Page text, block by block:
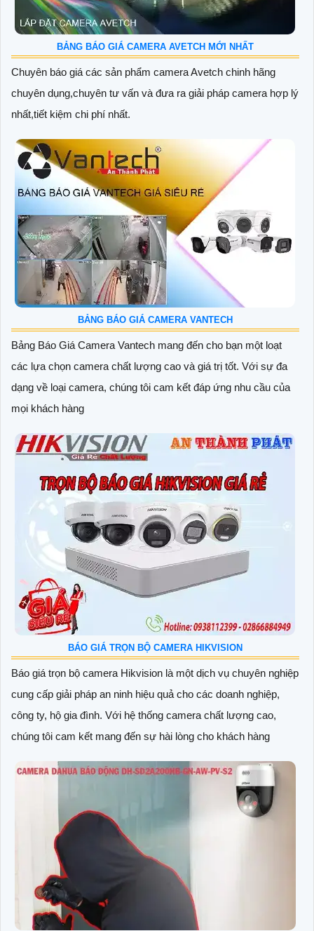
BẢNG BÁO GIÁ CAMERA AVETCH MỚI NHẤT
Chuyên báo giá các sản phẩm camera Avetch chinh hãng
chuyên dụng,chuyên tư vấn và đưa ra giải pháp camera hợp lý
nhất,tiết kiệm chi phí nhất.
BẢNG BÁO GIÁ CAMERA VANTECH
Bảng Báo Giá Camera Vantech mang đến cho bạn một loạt
các lựa chọn camera chất lượng cao và giá trị tốt. Với sự đa
dạng về loại camera, chúng tôi cam kết đáp ứng nhu cầu của
mọi khách hàng
BÁO GIÁ TRỌN BỘ CAMERA HIKVISION
Báo giá trọn bộ camera Hikvision là một dịch vụ chuyên nghiệp
cung cấp giải pháp an ninh hiệu quả cho các doanh nghiệp,
công ty, hộ gia đình. Với hệ thống camera chất lượng cao,
chúng tôi cam kết mang đến sự hài lòng cho khách hàng